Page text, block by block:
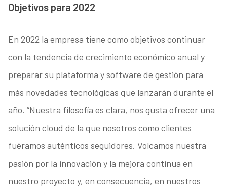
Objetivos para 2022
En 2022 la empresa tiene como objetivos continuar
con la tendencia de crecimiento económico anual y
preparar su plataforma y software de gestión para
más novedades tecnológicas que lanzarán durante el
año. “Nuestra filosofía es clara, nos gusta ofrecer una
solución cloud de la que nosotros como clientes
fuéramos auténticos seguidores. Volcamos nuestra
pasión por la innovación y la mejora continua en
nuestro proyecto y, en consecuencia, en nuestros